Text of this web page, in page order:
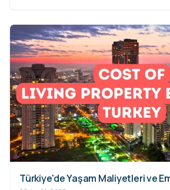
Türkiye'de Yaşam Maliyetleri ve